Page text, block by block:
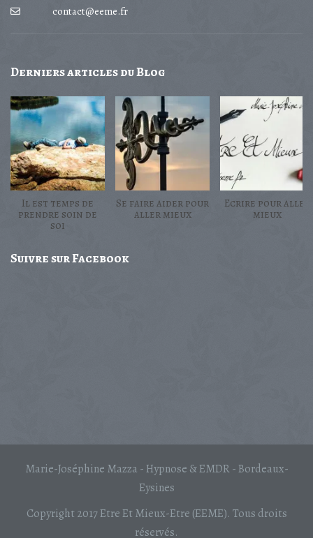
contact@eeme.fr
Derniersarticles du Blog
Il est temps de
prendre soin de
soi
Se faire aider pour
aller mieux
Ecrire pour aller
mieux
Suivresur Facebook
Marie-Joséphine Mazza - Hypnose & EMDR - Bordeaux-
Eysines
Copyright 2017 Etre Et Mieux-Etre (EEME). Tous droits
réservés.